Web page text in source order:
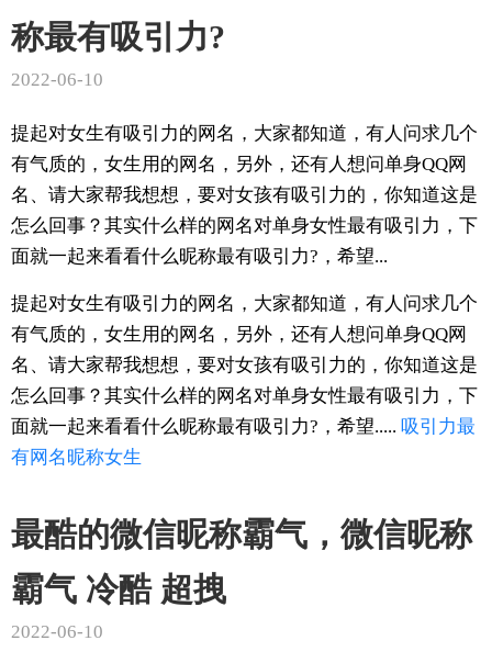
称最有吸引力?
2022-06-10
提起对女生有吸引力的网名，大家都知道，有人问求几个
有气质的，女生用的网名，另外，还有人想问单身QQ网
名、请大家帮我想想，要对女孩有吸引力的，你知道这是
怎么回事？其实什么样的网名对单身女性最有吸引力，下
面就一起来看看什么昵称最有吸引力?，希望...
提起对女生有吸引力的网名，大家都知道，有人问求几个
有气质的，女生用的网名，另外，还有人想问单身QQ网
名、请大家帮我想想，要对女孩有吸引力的，你知道这是
怎么回事？其实什么样的网名对单身女性最有吸引力，下
面就一起来看看什么昵称最有吸引力?，希望..... 吸引力最
有网名昵称女生
最酷的微信昵称霸气，微信昵称
霸气 冷酷 超拽
2022-06-10